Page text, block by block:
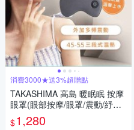
消費3000★送3%超贈點
TAKASHIMA 高島 暖眠眠 按摩
眼罩(眼部按摩/眼罩/震動/紓壓/
熱敷/禮物/M-203)
$1,280